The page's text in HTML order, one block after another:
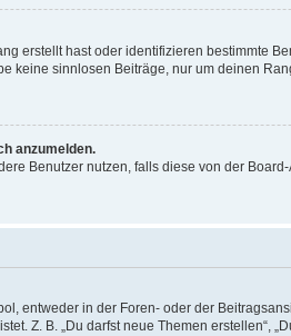
erstellt hast oder identifizieren bestimmte
keine sinnlosen Beiträge, nur um deinen
anzumelden.
Benutzer nutzen, falls diese von der
entweder in der Foren- oder der
Z. B. „Du darfst neue Themen erstellen“,